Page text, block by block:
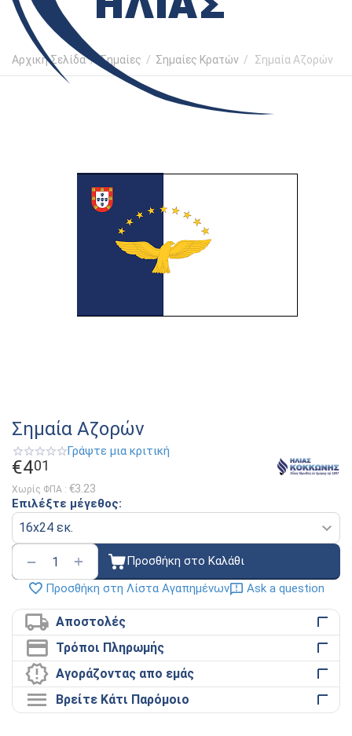
Αρχική Σελίδα / Σημαίες / Σημαίες Κρατών / Σημαία Αζορών
Σημαία Αζορών
Γράψτε μια κριτική
€401
Χωρίς ΦΠΑ : €3.23
Επιλέξτε μέγεθος:
+
−
Προσθήκη στο Καλάθι
Προσθήκη στη Λίστα Αγαπημένων
Ask a question
Αποστολές
Τρόποι Πληρωμής
Αγοράζοντας απο εμάς
Βρείτε Κάτι Παρόμοιο